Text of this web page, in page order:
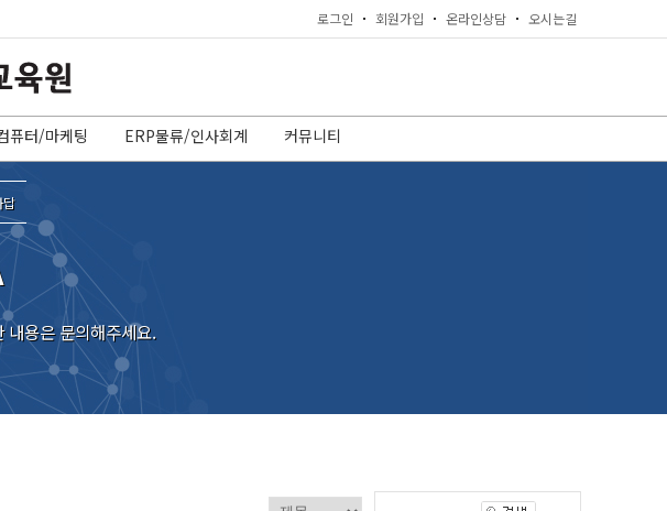
로그인 회원가입 온라인상담 오시는길
퓨터/마케팅 ERP물류/인사회계 커뮤니티
답
내용은 문의해주세요.